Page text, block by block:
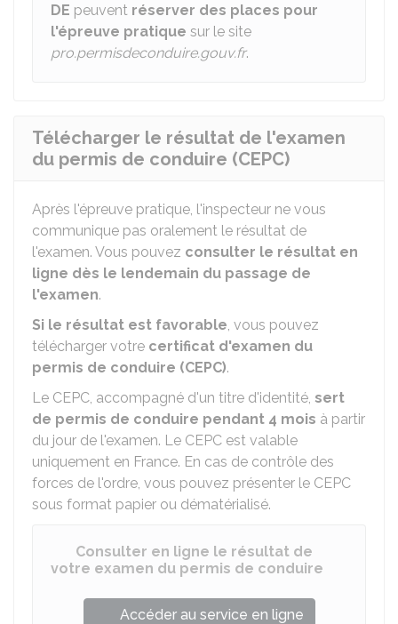
DE peuvent réserver des places pour
l'épreuve pratique sur le site
pro.permisdeconduire.gouv.fr.
Télécharger le résultat de l'examen
du permis de conduire (CEPC)
Après l'épreuve pratique, l'inspecteur ne vous
communique pas oralement le résultat de
l'examen. Vous pouvez consulter le résultat en
ligne dès le lendemain du passage de
l'examen.
Si le résultat est favorable, vous pouvez
télécharger votre certificat d'examen du
permis de conduire (CEPC).
Le CEPC, accompagné d'un titre d'identité, sert
de permis de conduire pendant 4 mois à partir
du jour de l'examen. Le CEPC est valable
uniquement en France. En cas de contrôle des
forces de l'ordre, vous pouvez présenter le CEPC
sous format papier ou dématérialisé.
Consulter en ligne le résultat de
votre examen du permis de conduire
Accéder au service en ligne